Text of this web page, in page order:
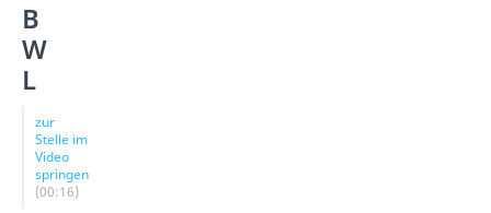
B
W
L
zur
Stelle im
Video
springen
(00:16)